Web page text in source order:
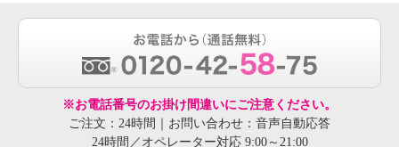
※お電話番号のお掛け間違いにご注意ください。
ご注文：24時間｜お問い合わせ：音声自動応答
24時間／オペレーター対応 9:00～21:00